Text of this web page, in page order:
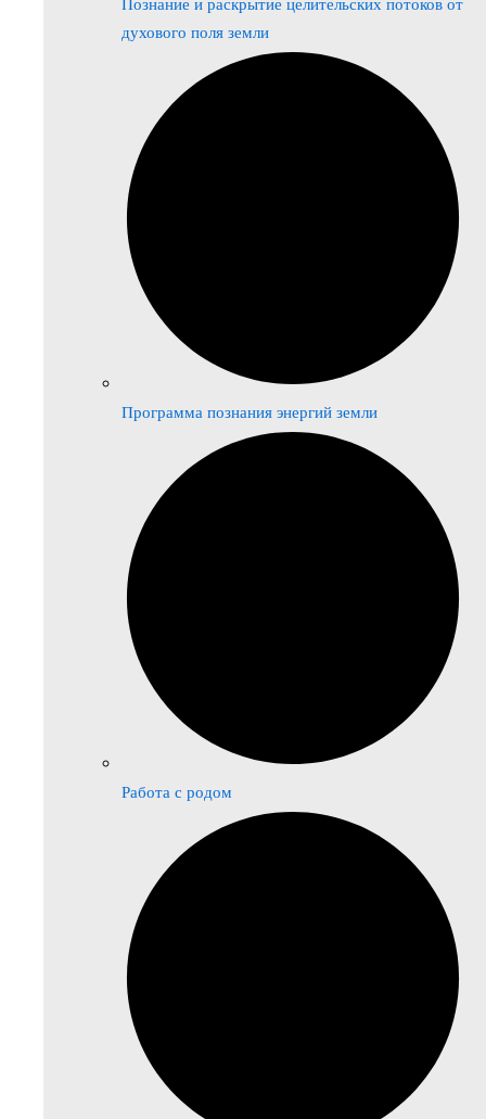
Познание и раскрытие целительских потоков от
духового поля земли
Программа познания энергий земли
Работа с родом